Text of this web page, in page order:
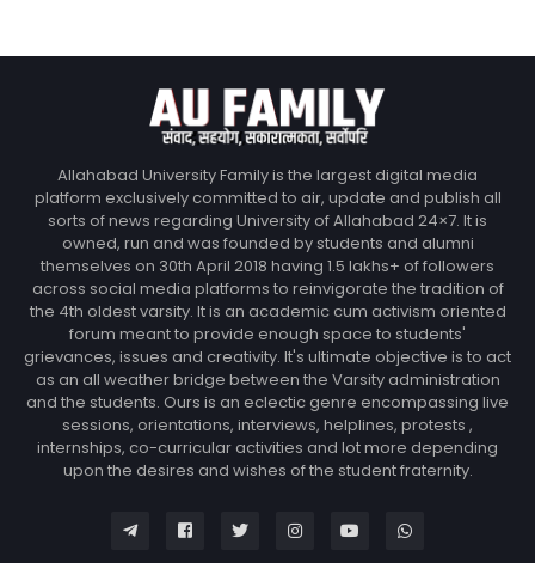
Allahabad University Family is the largest digital media
platform exclusively committed to air, update and publish all
sorts of news regarding University of Allahabad 24×7. It is
owned, run and was founded by students and alumni
themselves on 30th April 2018 having 1.5 lakhs+ of followers
across social media platforms to reinvigorate the tradition of
the 4th oldest varsity. It is an academic cum activism oriented
forum meant to provide enough space to students'
grievances, issues and creativity. It's ultimate objective is to act
as an all weather bridge between the Varsity administration
and the students. Ours is an eclectic genre encompassing live
sessions, orientations, interviews, helplines, protests ,
internships, co-curricular activities and lot more depending
upon the desires and wishes of the student fraternity.